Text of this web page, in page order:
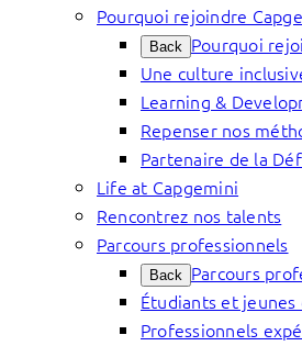
Pourquoi rejoindre
Back Pourquoi
Une culture
Learning &
Repenser nos
Partenaire de la
Life at Capgemini
Rencontrez nos talents
Parcours professionnels
Back Parcours
Étudiants et jeunes
Professionnels